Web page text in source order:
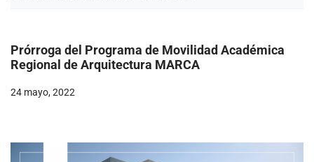
Prórroga del Programa de Movilidad Académica
Regional de Arquitectura MARCA
24 mayo, 2022